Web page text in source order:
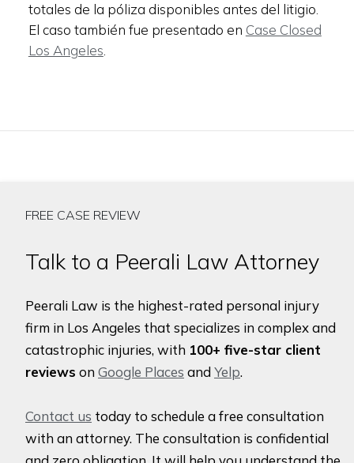
totales de la póliza disponibles antes del litigio.
El caso también fue presentado en Case Closed
Los Angeles
FREE CASE REVIEW
Talk to a Peerali Law Attorney
Peerali Law is the highest-rated personal injury
firm in Los Angeles that specializes in complex and
catastrophic injuries, with 100+ five-star client
reviews on Google Places and Yelp.
Contact us today to schedule a free consultation
with an attorney. The consultation is confidential